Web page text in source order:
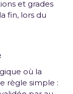
et grades
fin, lors du
où la
règle simple :